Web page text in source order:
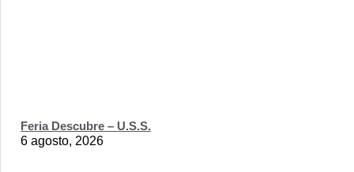
Feria Descubre – U.S.S.
6 agosto, 2026